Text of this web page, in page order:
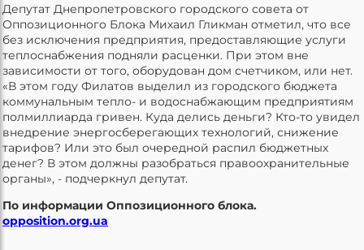
Депутат Днепропетровского городского совета от
Оппозиционного Блока Михаил Гликман отметил, что все
без исключения предприятия, предоставляющие услуги
теплоснабжения подняли расценки. При этом вне
зависимости от того, оборудован дом счетчиком, или нет.
«В этом году Филатов выделил из городского бюджета
коммунальным тепло- и водоснабжающим предприятиям
полмиллиарда гривен. Куда делись деньги? Кто-то увидел
внедрение энергосберегающих технологий, снижение
тарифов? Или это был очередной распил бюджетных
денег? В этом должны разобраться правоохранительные
органы», - подчеркнул депутат.
По информации Оппозиционного блока.
opposition.org.ua